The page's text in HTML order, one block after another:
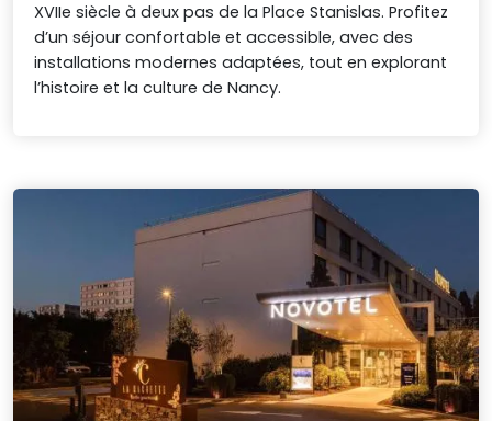
XVIIe siècle à deux pas de la Place Stanislas. Profitez
d’un séjour confortable et accessible, avec des
installations modernes adaptées, tout en explorant
l’histoire et la culture de Nancy.